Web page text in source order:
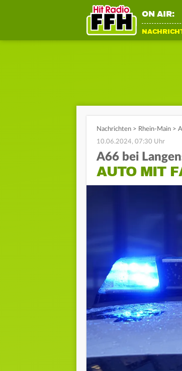
ON AIR:
Nachrichten > Rhein-Main >
10.06.2024, 07:30 Uhr
A66 bei
AUTO MIT